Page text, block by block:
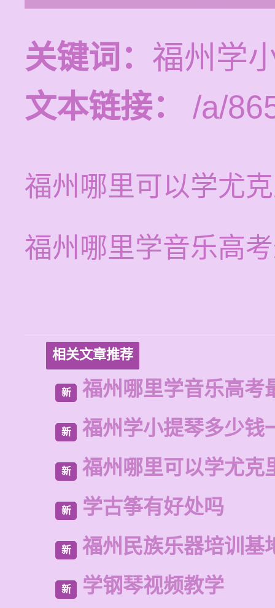
关键词： 福州学
文本链接：
/a/
福州哪里可以学尤
福州哪里学音乐高
相关文章推荐
新 福州哪里学音乐高考
新 福州学小提琴多少钱
新 福州哪里可以学尤克
新 学古筝有好处吗
新 福州民族乐器培训基
新 学钢琴视频教学